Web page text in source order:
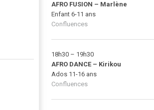
AFRO FUSION – Marlène
Enfant 6-11 ans
Confluences
18h30 – 19h30
AFRO DANCE – Kirikou
Ados 11-16 ans
Confluences